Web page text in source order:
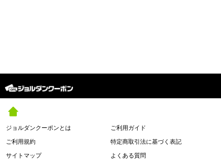
ジョルダンクーポンとは
ご利用ガイド
ご利用規約
特定商取引法に基づく表記
サイトマップ
よくある質問